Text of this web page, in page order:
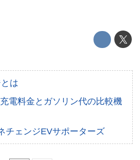
せ
は
電料金とガソリン代の比較機
チェンジEVサポーターズ